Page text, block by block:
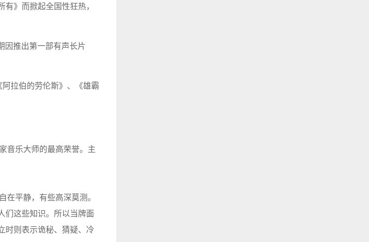
》而掀起全国性狂热，
因推出第一部有声长片
拉伯的劳伦斯》、《雄霸
音乐大师的最高荣誉。主
在平静，有些高深莫测。
们这些知识。所以当牌面
时则表示诡秘、猜疑、冷